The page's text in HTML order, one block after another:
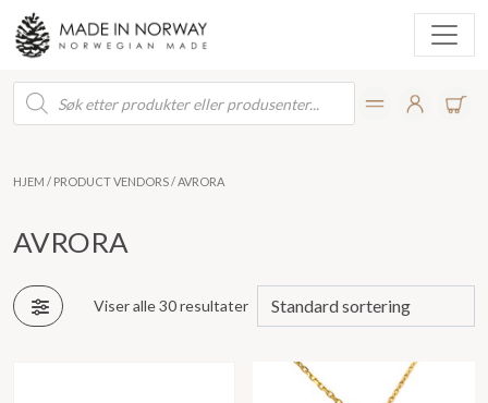
Products
search
HJEM / PRODUCT VENDORS / AVRORA
AVRORA
Viser alle 30 resultater